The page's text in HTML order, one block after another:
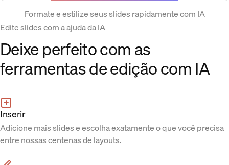
Formate e estilize seus slides rapidamente com IA
Edite slides com a ajuda da IA
Deixe perfeito com as
ferramentas de edição com IA
Inserir
Adicione mais slides e escolha exatamente o que você precisa
entre nossas centenas de layouts.